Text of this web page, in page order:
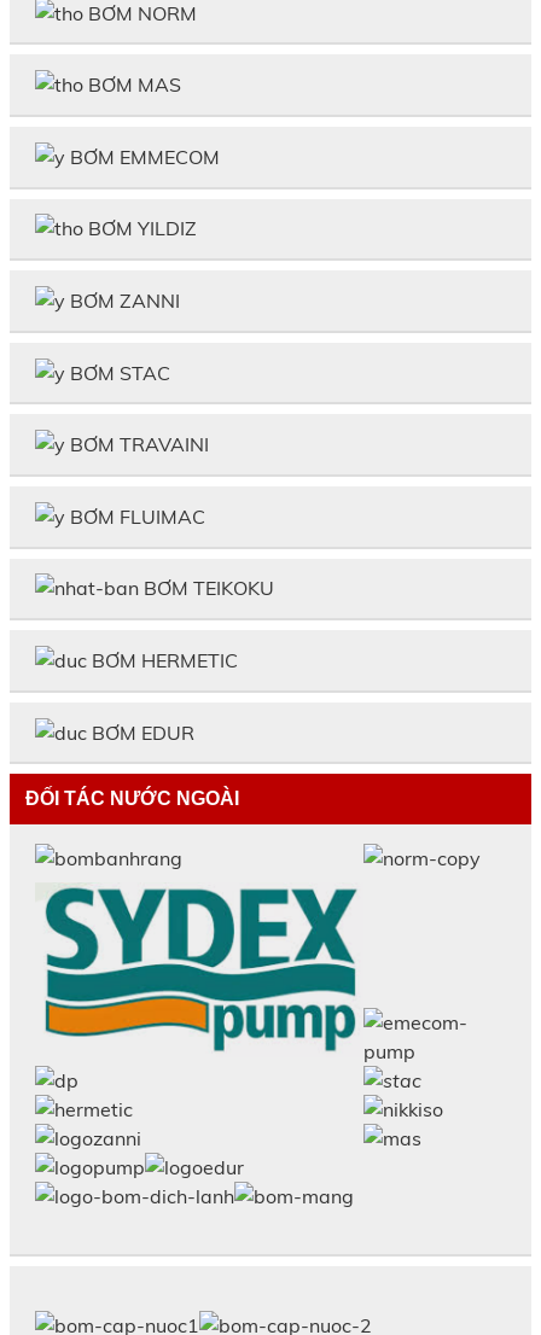
BƠM NORM
BƠM MAS
BƠM EMMECOM
BƠM YILDIZ
BƠM ZANNI
BƠM STAC
BƠM TRAVAINI
BƠM FLUIMAC
BƠM TEIKOKU
BƠM HERMETIC
BƠM EDUR
ĐỐI TÁC NƯỚC NGOÀI